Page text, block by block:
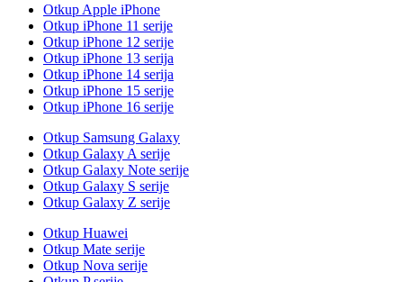
Otkup Apple iPhone
Otkup iPhone 11 serije
Otkup iPhone 12 serije
Otkup iPhone 13 serija
Otkup iPhone 14 serija
Otkup iPhone 15 serije
Otkup iPhone 16 serije
Otkup Samsung Galaxy
Otkup Galaxy A serije
Otkup Galaxy Note serije
Otkup Galaxy S serije
Otkup Galaxy Z serije
Otkup Huawei
Otkup Mate serije
Otkup Nova serije